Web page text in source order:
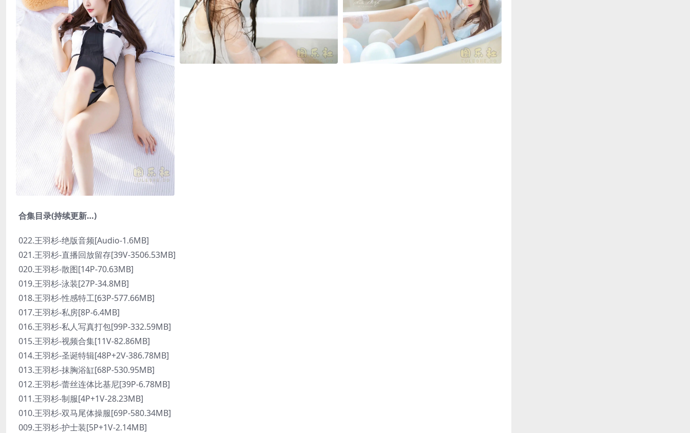
合集目录(持续更新…)
022.王羽杉-绝版音频[Audio-1.6MB]
021.王羽杉-直播回放留存[39V-3506.53MB]
020.王羽杉-散图[14P-70.63MB]
019.王羽杉-泳装[27P-34.8MB]
018.王羽杉-性感特工[63P-577.66MB]
017.王羽杉-私房[8P-6.4MB]
016.王羽杉-私人写真打包[99P-332.59MB]
015.王羽杉-视频合集[11V-82.86MB]
014.王羽杉-圣诞特辑[48P+2V-386.78MB]
013.王羽杉-抹胸浴缸[68P-530.95MB]
012.王羽杉-蕾丝连体比基尼[39P-6.78MB]
011.王羽杉-制服[4P+1V-28.23MB]
010.王羽杉-双马尾体操服[69P-580.34MB]
009.王羽杉-护士装[5P+1V-2.14MB]